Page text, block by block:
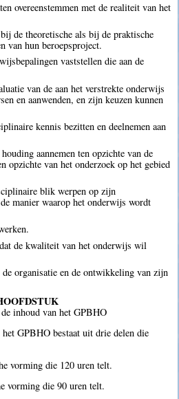
overeenstemmen met de realiteit van het
de theoretische als bij de praktische
van hun beroepsproject.
vaststellen die aan de
van de aan het verstrekte onderwijs
en aanwenden, en zijn keuzen kunnen
kennis bezitten en deelnemen aan
aannemen ten opzichte van de
opzichte van het onderzoek op het gebied
blik werpen op zijn
manier waarop het onderwijs wordt
de kwaliteit van het onderwijs wil
organisatie en de ontwikkeling van zijn
inhoud van het GPBHO
GPBHO bestaat uit drie delen die
vorming die 120 uren telt.
vorming die 90 uren telt.